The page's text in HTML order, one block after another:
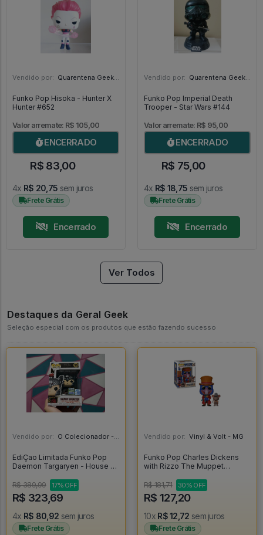
Vendido por: Quarentena Geek Store - SP
Funko Pop Hisoka - Hunter X
Hunter #652
Valor arremate: R$ 105,00
ENCERRADO
R$ 83,00
4x R$ 20,75 sem juros
Frete Grátis
Encerrado
Vendido por: Quarentena Geek Store - SP
Funko Pop Imperial Death
Trooper - Star Wars #144
Valor arremate: R$ 95,00
ENCERRADO
R$ 75,00
4x R$ 18,75 sem juros
Frete Grátis
Encerrado
Ver Todos
Destaques da Geral Geek
Seleção especial com os produtos que estão fazendo sucesso
Vendido por: O Colecionador - SP
EdiÇao Limitada Funko Pop
Daemon Targaryen - House Of
R$ 389,99
17% OFF
R$ 323,69
4x R$ 80,92 sem juros
Frete Grátis
Vendido por: Vinyl & Volt - MG
Funko Pop Charles Dickens
with Rizzo The Muppet
[Special Edition] - Disney The
R$ 181,71 30% OFF
R$ 127,20
10x R$ 12,72 sem juros
Frete Grátis